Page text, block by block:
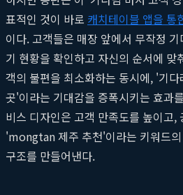
표적인 것이 바로 캐치테이블 앱을 통
이다. 고객들은 매장 앞에서 무작정
기 현황을 확인하고 자신의 순서에 맞
객의 불편을 최소화하는 동시에, '기
곳'이라는 기대감을 증폭시키는 효과
비스 디자인은 고객 만족도를 높이고,
'mongtan 제주 추천'이라는 키워드
구조를 만들어낸다.